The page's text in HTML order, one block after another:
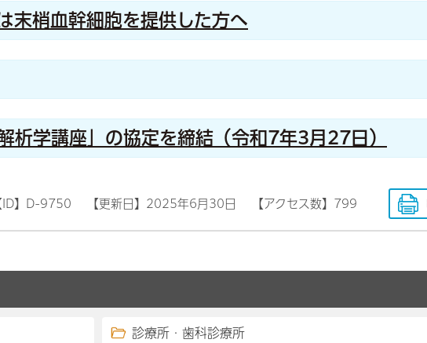
末梢血幹細胞を提供した方へ
析学講座」の協定を締結（令和7年3月27日）
ID】 D-9750 【更新日】 2025年6月30日 【アクセス数】 799
診療所・歯科診療所